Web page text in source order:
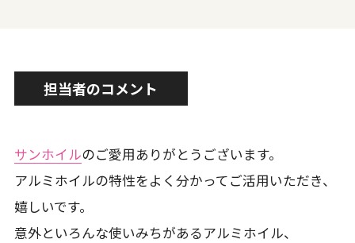
担当者のコメント
サンホイルのご愛用ありがとうございます。
アルミホイルの特性をよく分かってご活用いただき、
嬉しいです。
意外といろんな使いみちがあるアルミホイル、